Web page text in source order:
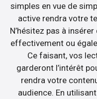
simples en vue de
active rendra votre
N’hésitez pas à
effectivement ou
Ce faisant, vos
garderont l’intérêt
rendra votre
audience. En